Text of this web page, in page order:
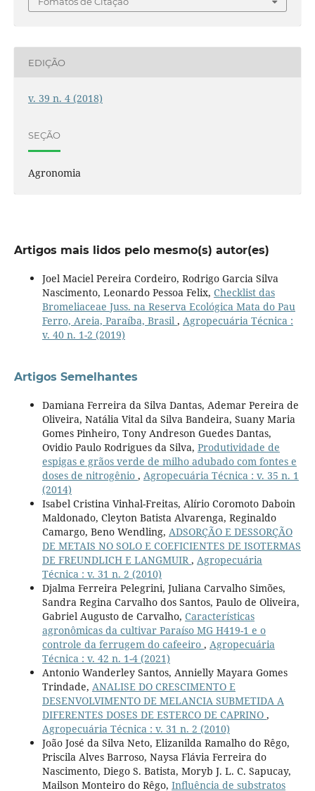
EDIÇÃO
v. 39 n. 4 (2018)
SEÇÃO
Agronomia
Artigos mais lidos pelo mesmo(s) autor(es)
Joel Maciel Pereira Cordeiro, Rodrigo Garcia Silva
Nascimento, Leonardo Pessoa Felix, Checklist das
Bromeliaceae Juss. na Reserva Ecológica Mata do Pau
Ferro, Areia, Paraíba, Brasil , Agropecuária Técnica :
v. 40 n. 1-2 (2019)
Artigos Semelhantes
Damiana Ferreira da Silva Dantas, Ademar Pereira de
Oliveira, Natália Vital da Silva Bandeira, Suany Maria
Gomes Pinheiro, Tony Andreson Guedes Dantas,
Ovidio Paulo Rodrigues da Silva, Produtividade de
espigas e grãos verde de milho adubado com fontes e
doses de nitrogênio , Agropecuária Técnica : v. 35 n. 1
(2014)
Isabel Cristina Vinhal-Freitas, Alírio Coromoto Daboin
Maldonado, Cleyton Batista Alvarenga, Reginaldo
Camargo, Beno Wendling, ADSORÇÃO E DESSORÇÃO
DE METAIS NO SOLO E COEFICIENTES DE ISOTERMAS
DE FREUNDLICH E LANGMUIR, Agropecuária
Técnica : v. 31 n. 2 (2010)
Djalma Ferreira Pelegrini, Juliana Carvalho Simões,
Sandra Regina Carvalho dos Santos, Paulo de Oliveira,
Gabriel Augusto de Carvalho, Características
agronômicas da cultivar Paraíso MG H419-1 e o
controle da ferrugem do cafeeiro , Agropecuária
Técnica : v. 42 n. 1-4 (2021)
Antonio Wanderley Santos, Annielly Mayara Gomes
Trindade, ANALISE DO CRESCIMENTO E
DESENVOLVIMENTO DE MELANCIA SUBMETIDA A
DIFERENTES DOSES DE ESTERCO DE CAPRINO ,
Agropecuária Técnica : v. 31 n. 2 (2010)
João José da Silva Neto, Elizanilda Ramalho do Rêgo,
Priscila Alves Barroso, Naysa Flávia Ferreira do
Nascimento, Diego S. Batista, Moryb J. L. C. Sapucay,
Mailson Monteiro do Rêgo, Influência de substratos